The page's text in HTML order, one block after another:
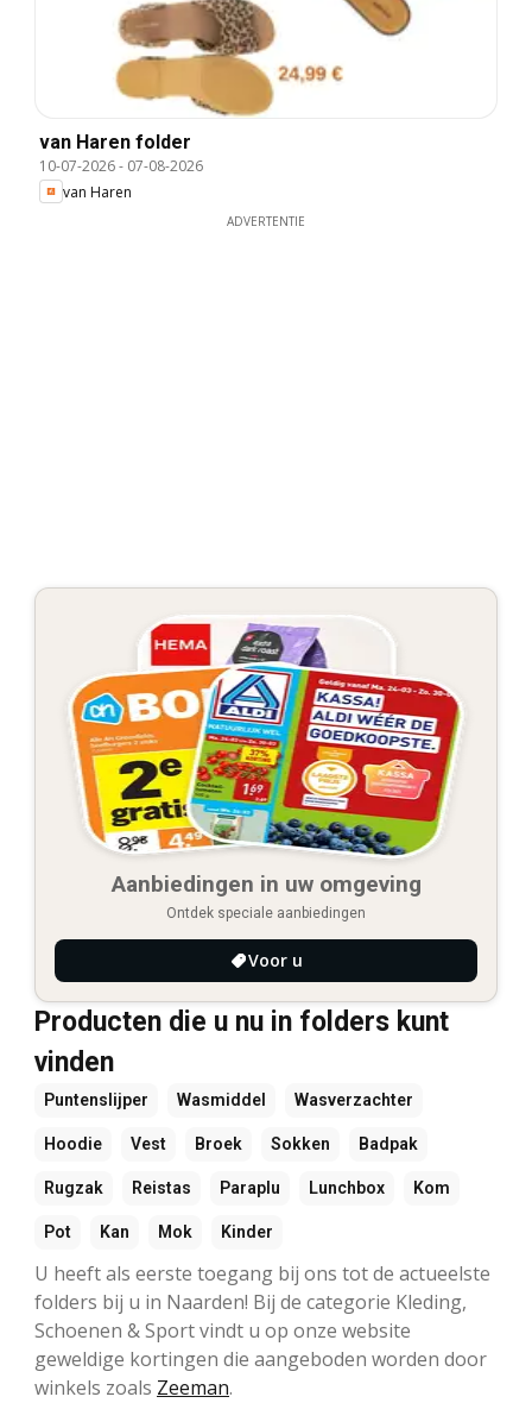
van Haren folder
10-07-2026- 07-08-2026
van Haren
ADVERTENTIE
Aanbiedingen in uw omgeving
Ontdek speciale aanbiedingen
Voor u
Producten die u nu in folders kunt
vinden
Puntenslijper Wasmiddel Wasverzachter
Hoodie Vest Broek Sokken Badpak
Rugzak Reistas Paraplu Lunchbox Kom
Pot Kan Mok Kinder
U heeft als eerste toegang bij ons tot de actueelste
folders bij u in Naarden! Bij de categorie Kleding,
Schoenen & Sport vindt u op onze website
geweldige kortingen die aangeboden worden door
winkels zoals Zeeman.